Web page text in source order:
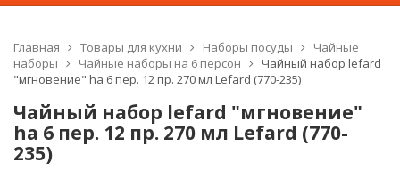
Главная Товары для кухни Наборы посуды
Чайные
наборы
Чайные наборы на 6 персон
Чайный набор lefard
"мгновение" hа 6 пер. 12 пр. 270 мл Lefard (770-235)
Чайный набор lefard "мгновение"
hа 6 пер. 12 пр. 270 мл Lefard (770-
235)